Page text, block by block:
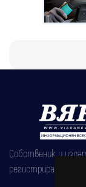
Собственик и
регистрирана на